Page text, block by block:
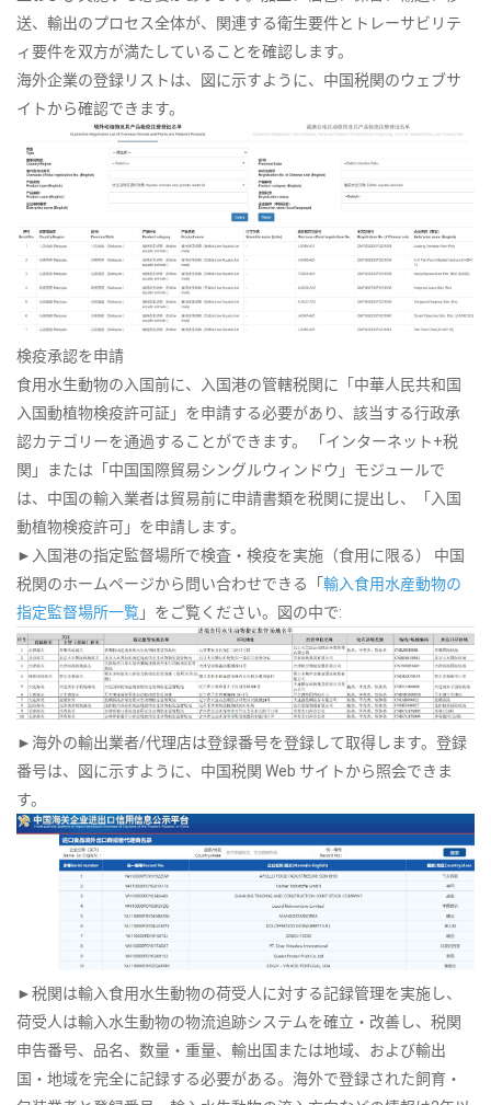
送、輸出のプロセス全体が、関連する衛生要件とトレーサビリテ
ィ要件を双方が満たしていることを確認します。
海外企業の登録リストは、図に示すように、中国税関のウェブサ
イトから確認できます。
検疫承認を申請
食用水生動物の入国前に、入国港の管轄税関に「中華人民共和国
入国動植物検疫許可証」を申請する必要があり、該当する行政承
認カテゴリーを通過することができます。 「インターネット+税
関」または「中国国際貿易シングルウィンドウ」モジュールで
は、中国の輸入業者は貿易前に申請書類を税関に提出し、「入国
動植物検疫許可」を申請します。
►入国港の指定監督場所で検査・検疫を実施（食用に限る） 中国
税関のホームページから問い合わせできる「 輸入食用水産動物の
指定監督場所一覧 」をご覧ください。図の中で:
►海外の輸出業者/代理店は登録番号を登録して取得します。登録
番号は、図に示すように、中国税関 Web サイトから照会できま
す。
►税関は輸入食用水生動物の荷受人に対する記録管理を実施し、
荷受人は輸入水生動物の物流追跡システムを確立・改善し、税関
申告番号、品名、数量・重量、輸出国または地域、および輸出
国・地域を完全に記録する必要がある。海外で登録された飼育・